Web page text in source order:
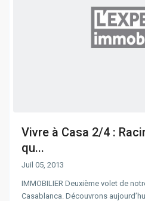
Vivre à Casa 2/4 :
qu...
Juil 05, 2013
IMMOBILIER Deuxième volet de
Casablanca. Découvrons